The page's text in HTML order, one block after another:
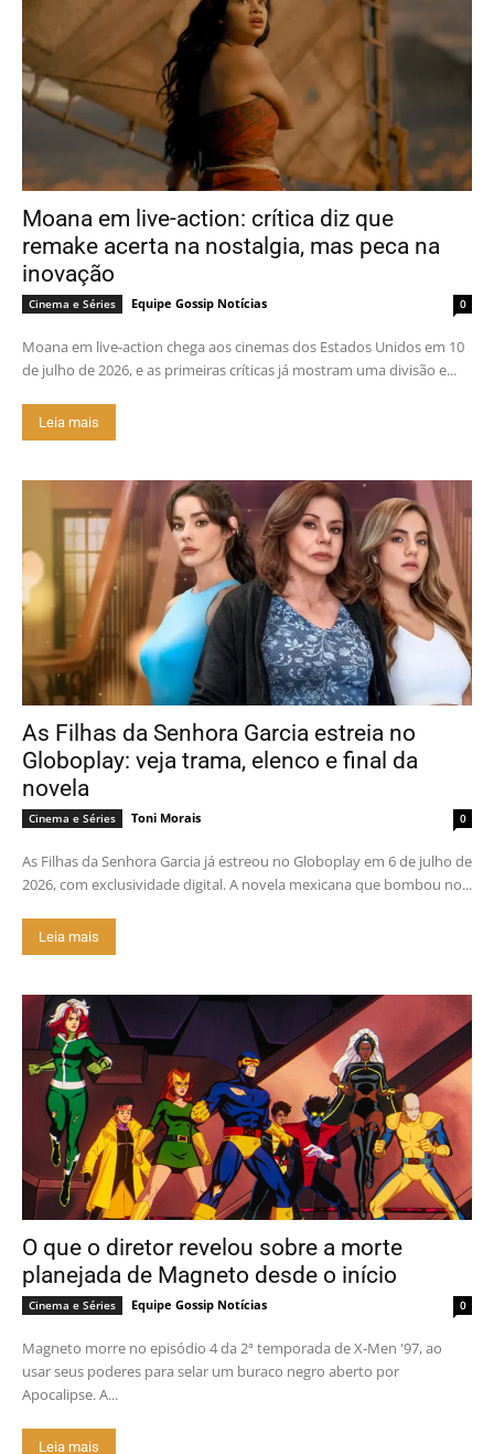
Moana em live-action: crítica diz que
remake acerta na nostalgia, mas peca na
inovação
Cinema e Séries Equipe Gossip Notícias 0
Moana em live-action chega aos cinemas dos Estados Unidos em 10
de julho de 2026, e as primeiras críticas já mostram uma divisão e...
Leia mais
As Filhas da Senhora Garcia estreia no
Globoplay: veja trama, elenco e final da
novela
Cinema e Séries Toni Morais 0
As Filhas da Senhora Garcia já estreou no Globoplay em 6 de julho de
2026, com exclusividade digital. A novela mexicana que bombou no...
Leia mais
O que o diretor revelou sobre a morte
planejada de Magneto desde o início
Cinema e Séries Equipe Gossip Notícias 0
Magneto morre no episódio 4 da 2ª temporada de X-Men '97, ao
usar seus poderes para selar um buraco negro aberto por
Apocalipse. A...
Leia mais